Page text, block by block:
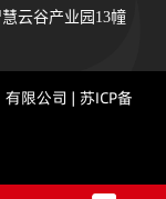
云谷产业园13幢
有限公司 |苏ICP备